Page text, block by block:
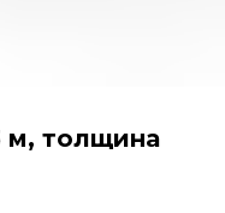
м, толщина